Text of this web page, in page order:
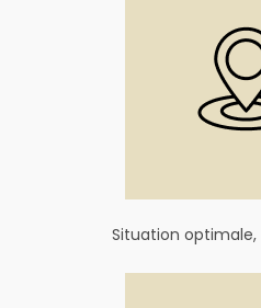
Situation optimale,